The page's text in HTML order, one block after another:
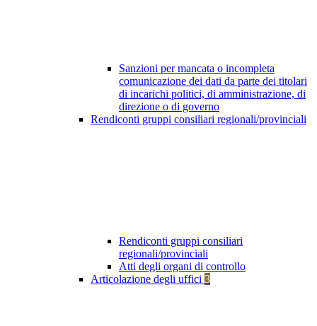
Sanzioni per mancata o incompleta
comunicazione dei dati da parte dei titolari
di incarichi politici, di amministrazione, di
direzione o di governo
Rendiconti gruppi consiliari regionali/provinciali
Rendiconti gruppi consiliari
regionali/provinciali
Atti degli organi di controllo
Articolazione degli uffici 3